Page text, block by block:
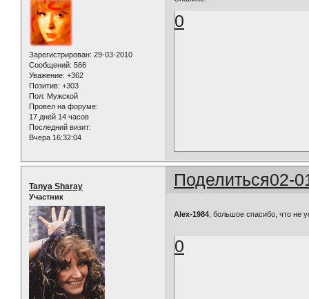
Зарегистрирован: 29-03-2010
Сообщений: 566
Уважение: +362
Позитив: +303
Пол: Мужской
Провел на форуме:
17 дней 14 часов
Последний визит:
Вчера 16:32:04
0
Поделиться02-
Tanya Sharay
Участник
Alex-1984 , большое спасибо, что не
0